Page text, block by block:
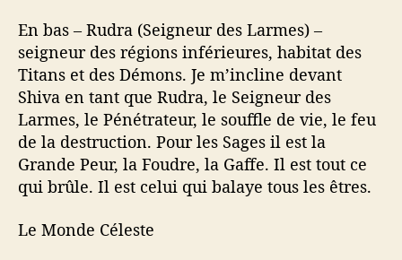
En bas – Rudra (Seigneur des Larmes) –
seigneur des régions inférieures, habitat des
Titans et des Démons. Je m’incline devant
Shiva en tant que Rudra, le Seigneur des
Larmes, le Pénétrateur, le souffle de vie, le feu
de la destruction. Pour les Sages il est la
Grande Peur, la Foudre, la Gaffe. Il est tout ce
qui brûle. Il est celui qui balaye tous les êtres.
Le Monde Céleste